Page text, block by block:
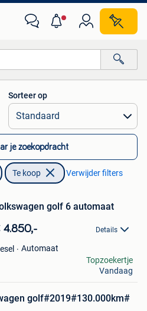
Sorteer op
je zoekopdracht
Te koop Verwijder filters
golf 6 automaat
4.850,- Details
Automaat
Topzoekertje
Vandaag
golf#2019#130.000km#